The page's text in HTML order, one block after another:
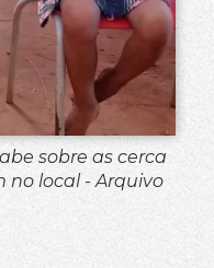
sobre as cerca
no local - Arquivo